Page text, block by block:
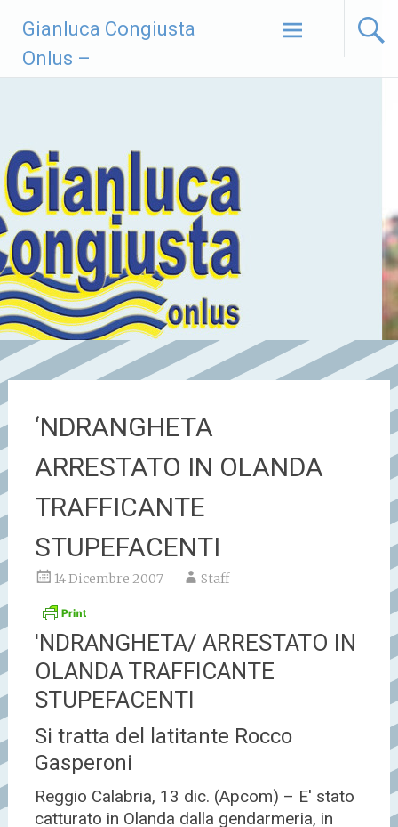
contenuto
Gianluca Congiusta
Onlus –
‘NDRANGHETA
ARRESTATO IN OLANDA
TRAFFICANTE
STUPEFACENTI
14 Dicembre 2007 Staff
'NDRANGHETA/ ARRESTATO IN
OLANDA TRAFFICANTE
STUPEFACENTI
Si tratta del latitante Rocco
Gasperoni
Reggio Calabria, 13 dic. (Apcom) – E' stato
catturato in Olanda dalla gendarmeria, in